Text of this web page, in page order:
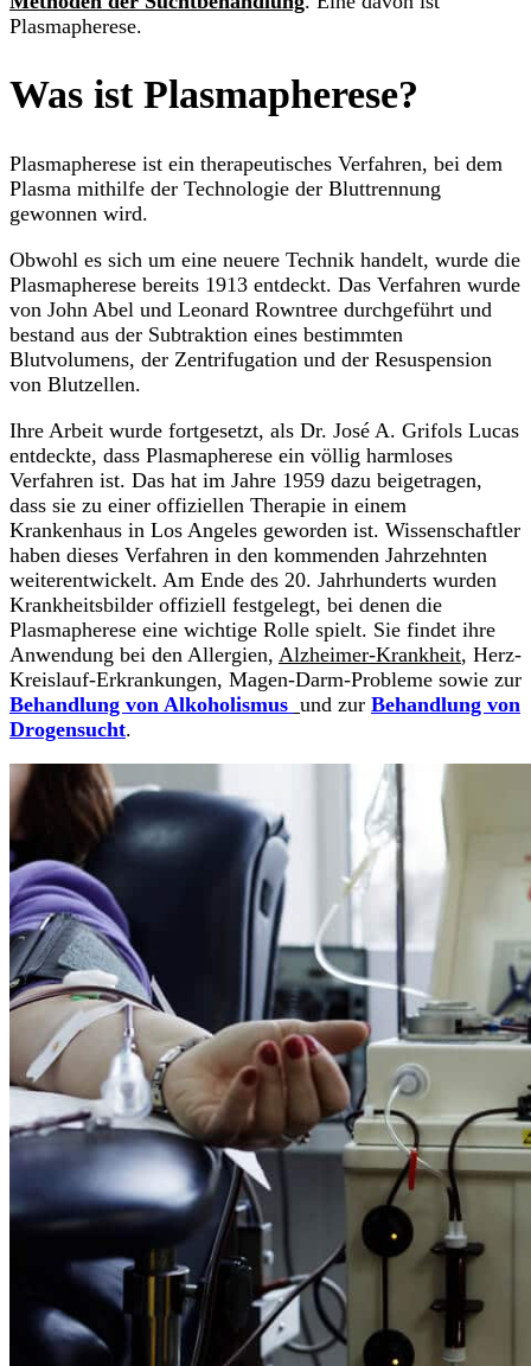
Plasmapherese.
Was ist Plasmapherese?
Plasmapherese ist ein therapeutisches Verfahren, bei dem
Plasma mithilfe der Technologie der Bluttrennung
gewonnen wird.
Obwohl es sich um eine neuere Technik handelt, wurde die
Plasmapherese bereits 1913 entdeckt. Das Verfahren wurde
von John Abel und Leonard Rowntree durchgeführt und
bestand aus der Subtraktion eines bestimmten
Blutvolumens, der Zentrifugation und der Resuspension
von Blutzellen.
Ihre Arbeit wurde fortgesetzt, als Dr. José A. Grifols Lucas
entdeckte, dass Plasmapherese ein völlig harmloses
Verfahren ist. Das hat im Jahre 1959 dazu beigetragen,
dass sie zu einer offiziellen Therapie in einem
Krankenhaus in Los Angeles geworden ist. Wissenschaftler
haben dieses Verfahren in den kommenden Jahrzehnten
weiterentwickelt. Am Ende des 20. Jahrhunderts wurden
Krankheitsbilder offiziell festgelegt, bei denen die
Plasmapherese eine wichtige Rolle spielt. Sie findet ihre
Anwendung bei den Allergien, Alzheimer-Krankheit, Herz-
Kreislauf-Erkrankungen, Magen-Darm-Probleme sowie zur
Behandlung von Alkoholismus und zur Behandlung von
Drogensucht.